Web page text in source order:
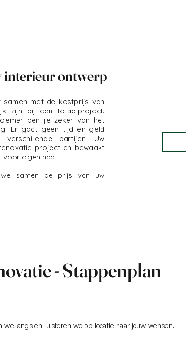
interieur ontwerp
samen met de kostprijs van
zijn bij een totaalproject.
ben je zeker van het
Er gaat geen tijd en geld
partijen. Uw
project en bewaakt
voor ogen had.
samen de prijs van uw
- Stappenplan
we langs en luisteren we op locatie naar jouw wensen.